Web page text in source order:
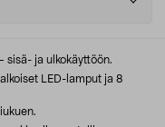
sisä- ja ulkokäyttöön.
LED-lamput ja 8